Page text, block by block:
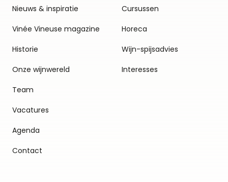
Nieuws & inspiratie
Vinée Vineuse magazine
Historie
Onze wijnwereld
Team
Vacatures
Agenda
Contact
Cursussen
Horeca
Wijn-spijsadvies
Interesses